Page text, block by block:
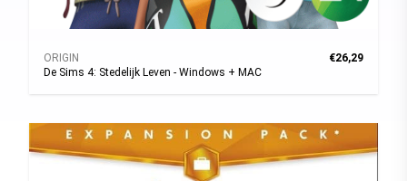
ORIGIN
De Sims 4: Stedelijk Leven - Windows + MAC
€26,29